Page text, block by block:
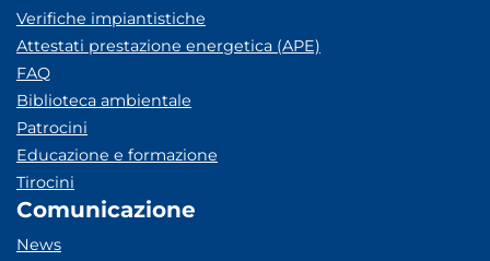
Verifiche impiantistiche
Attestati prestazione energetica (APE)
FAQ
Biblioteca ambientale
Patrocini
Educazione e formazione
Tirocini
Comunicazione
News